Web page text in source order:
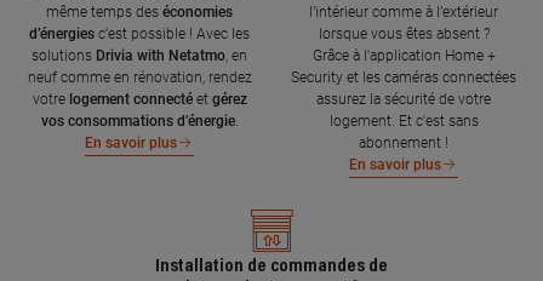
même temps des économies
d’énergies c’est possible ! Avec les
solutions Drivia with Netatmo , en
neuf comme en rénovation, rendez
votre logement connecté et gérez
vos consommations d’énergie.
En savoir plus
l’intérieur comme à l’extérieur
lorsque vous êtes absent ?
Grâce à l'application Home +
Security et les caméras connectées
assurez la sécurité de votre
logement. Et c'est sans
abonnement !
En savoir plus
Installation de commandes de